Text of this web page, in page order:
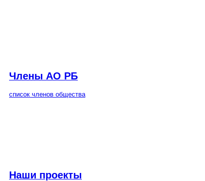
Члены АО РБ
список членов общества
Наши проекты